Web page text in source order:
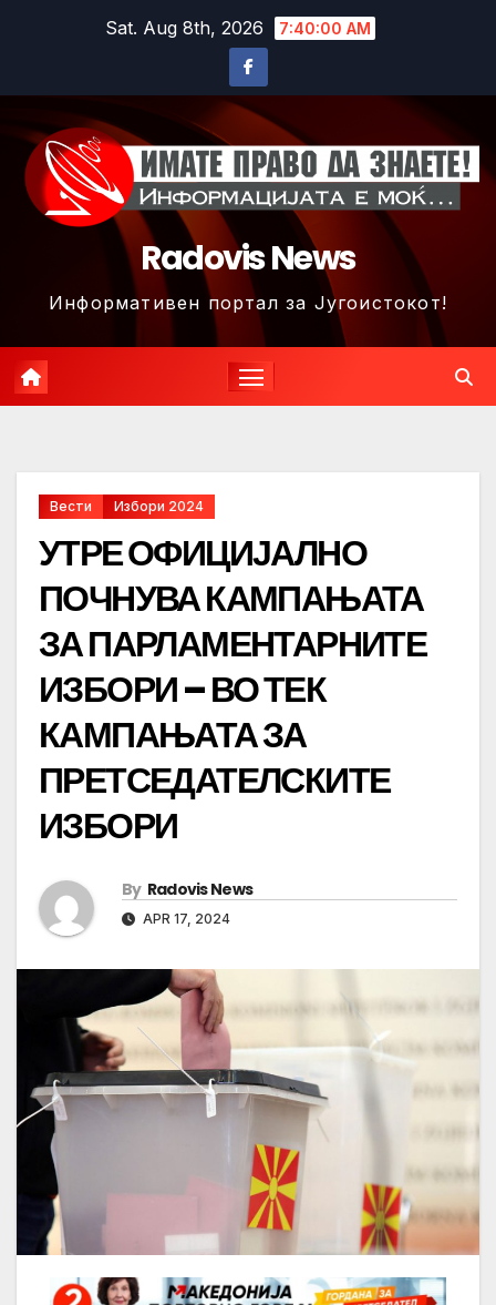
Sat. Aug 8th, 2026 7:40:03 AM
Radovis News
Информативен портал за Југоистокот!
Вести Избори 2024
УТРЕ ОФИЦИЈАЛНО
ПОЧНУВА КАМПАЊАТА
ЗА ПАРЛАМЕНТАРНИТЕ
ИЗБОРИ – ВО ТЕК
КАМПАЊАТА ЗА
ПРЕТСЕДАТЕЛСКИТЕ
ИЗБОРИ
By Radovis News
APR 17, 2024